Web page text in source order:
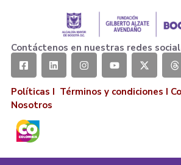
Contáctenos en nuestras redes
Políticas I Términos y condiciones I
Nosotros